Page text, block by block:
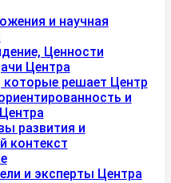
и научная
Ценности
Центра
решает Центр
и
развития и
контекст
и эксперты Центра